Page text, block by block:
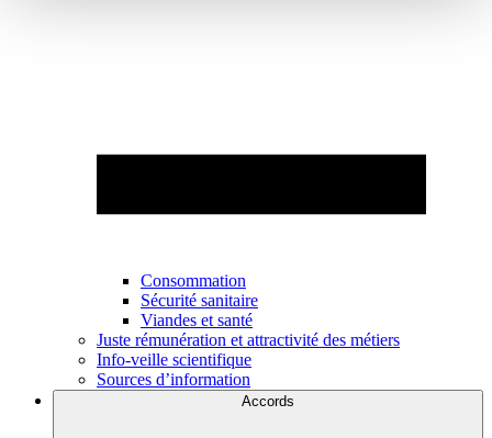
Consommation
Sécurité sanitaire
Viandes et santé
Juste rémunération et attractivité des métiers
Info-veille scientifique
Sources d’information
Accords